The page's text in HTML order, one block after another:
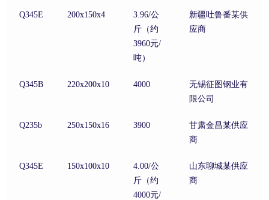
Q345E 200x150x4
3.96/公
斤（约
3960元/
吨）
新疆吐鲁番某供
应商
Q345B 220x200x10 4000
无锡征图钢业有
限公司
Q235b 250x150x16 3900
甘肃金昌某供应
商
Q345E 150x100x10
4.00/公
斤（约
4000元/
山东聊城某供应
商